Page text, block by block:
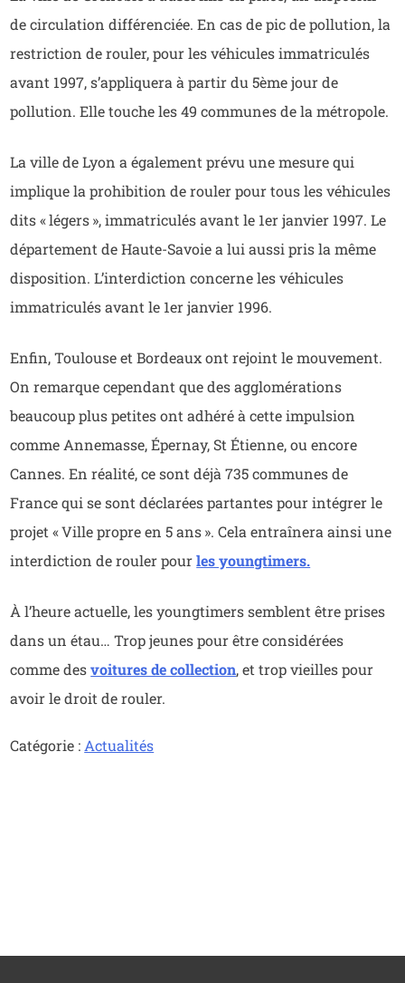
de circulation différenciée. En cas de pic de pollution, la
restriction de rouler, pour les véhicules immatriculés
avant 1997, s’appliquera à partir du 5ème jour de
pollution. Elle touche les 49 communes de la métropole.
La ville de Lyon a également prévu une mesure qui
implique la prohibition de rouler pour tous les véhicules
dits « légers », immatriculés avant le 1er janvier 1997. Le
département de Haute-Savoie a lui aussi pris la même
disposition. L’interdiction concerne les véhicules
immatriculés avant le 1er janvier 1996.
Enfin, Toulouse et Bordeaux ont rejoint le mouvement.
On remarque cependant que des agglomérations
beaucoup plus petites ont adhéré à cette impulsion
comme Annemasse, Épernay, St Étienne, ou encore
Cannes. En réalité, ce sont déjà 735 communes de
France qui se sont déclarées partantes pour intégrer le
projet « Ville propre en 5 ans ». Cela entraînera ainsi une
interdiction de rouler pourles youngtimers.
À l’heure actuelle, les youngtimers semblent être prises
dans un étau… Trop jeunes pour être considérées
comme desvoitures de collection, et trop vieilles pour
avoir le droit de rouler.
Catégorie : Actualités